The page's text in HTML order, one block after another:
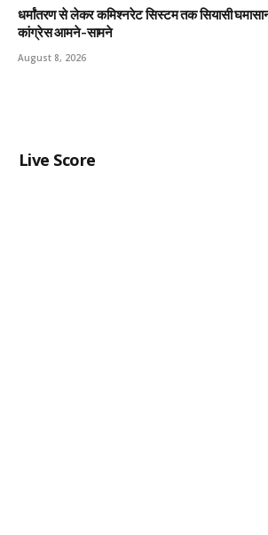
धर्मांतरण से लेकर कमिश्नरेट सिस्टम तक सियासी
कांग्रेस आमने-सामने
August 8, 2026
Live Score